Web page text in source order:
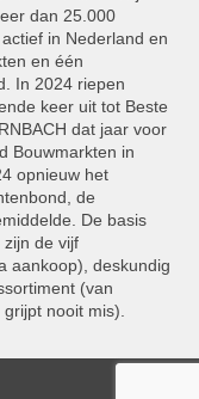
dan 25.000
in Nederland en
en één
In 2024 riepen
keer uit tot Beste
dat jaar voor
Bouwmarkten in
opnieuw het
de
De basis
zijn de vijf
aankoop), deskundig
(van
nooit mis).